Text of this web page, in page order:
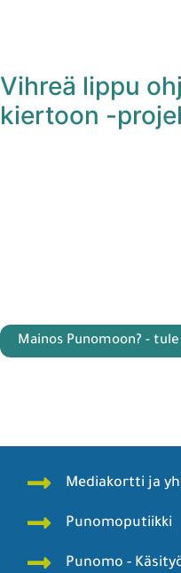
Vihreä lippu
kiertoon -
Mainos Punomoon? -
Mediakortti ja
Punomoputiikki
Punomo -